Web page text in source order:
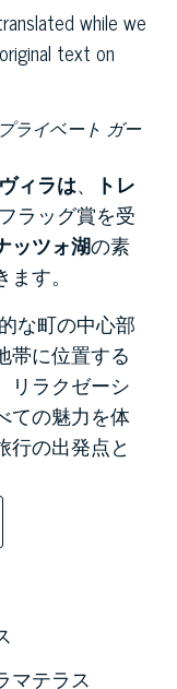
while we
text on
ライベート ガー
ィラは、
トレ
ラッグ賞を受
ッツォ湖の素
す。
な町の中心部
帯に位置する
リラクゼーシ
ての魅力を体
行の出発点と
素晴らしいプ
さな部分で構
リアを備え
く続くリン
対的な静け
マテラス